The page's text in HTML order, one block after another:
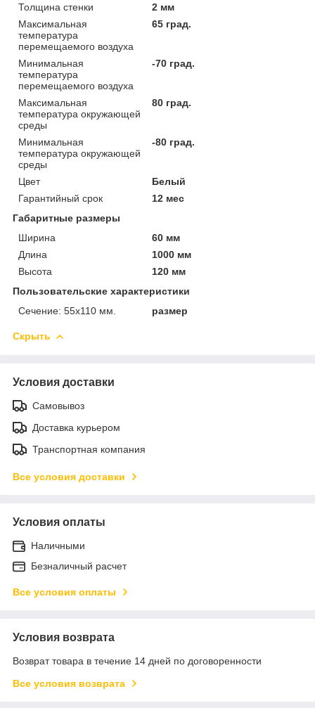
Толщина стенки
2 мм
Максимальная
температура
перемещаемого воздуха
65 град.
Минимальная
температура
перемещаемого воздуха
-70 град.
Максимальная
температура окружающей
среды
80 град.
Минимальная
температура окружающей
среды
-80 град.
Цвет
Белый
Гарантийный срок
12 мес
Габаритные размеры
Ширина
60 мм
Длина
1000 мм
Высота
120 мм
Пользовательские характеристики
Сечение: 55х110 мм.
размер
Скрыть
Условия доставки
Самовывоз
Доставка курьером
Транспортная компания
Все условия доставки
Условия оплаты
Наличными
Безналичный расчет
Все условия оплаты
Условия возврата
Возврат товара в течение 14 дней по договоренности
Все условия возврата